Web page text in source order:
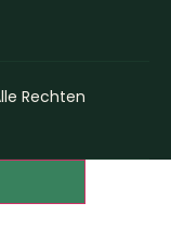
Rechten